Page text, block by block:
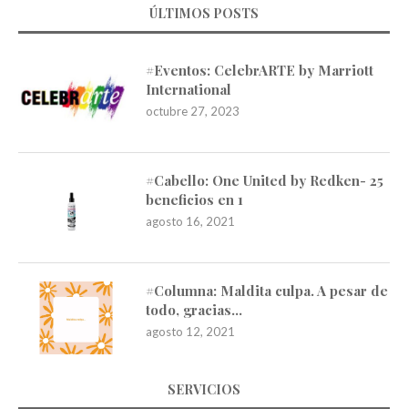
ÚLTIMOS POSTS
#Eventos: CelebrARTE by Marriott
International
octubre 27, 2023
#Cabello: One United by Redken- 25
beneficios en 1
agosto 16, 2021
#Columna: Maldita culpa. A pesar de
todo, gracias…
agosto 12, 2021
SERVICIOS